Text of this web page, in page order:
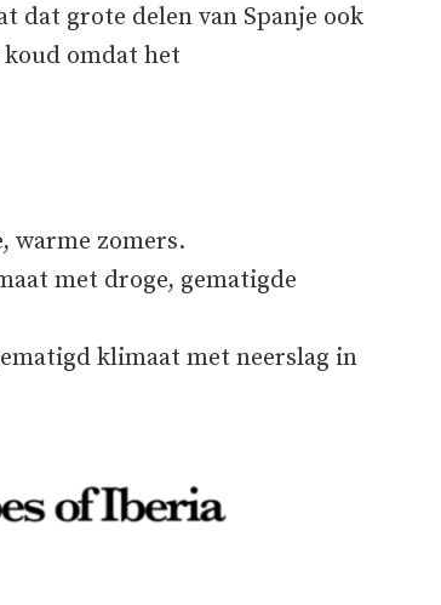
dat grote delen van Spanje ook
omdat het
warme zomers.
met droge, gematigde
klimaat met neerslag in